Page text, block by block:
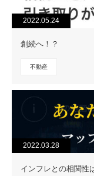
2022.05.24
創続へ！？
不動産
2022.03.28
インフレとの相関性